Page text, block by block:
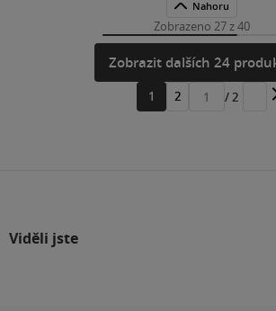
Nahoru
Zobrazeno 27 z 40
Zobrazit dalších 24
1 2
Přejít
/ 2
Viděli jste